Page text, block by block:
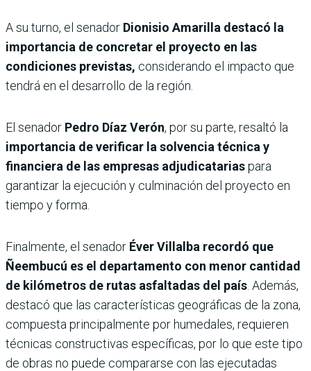
A su turno, el senador Dionisio Amarilla destacó la
importancia de concretar el proyecto en las
condiciones previstas, considerando el impacto que
tendrá en el desarrollo de la región.
El senador Pedro Díaz Verón, por su parte, resaltó la
importancia de verificar la solvencia técnica y
financiera de las empresas adjudicatariaspara
garantizar la ejecución y culminación del proyecto en
tiempo y forma.
Finalmente, el senador Éver Villalba recordó que
Ñeembucú es el departamento con menor cantidad
de kilómetros de rutas asfaltadas del país . Además,
destacó que las características geográficas de la zona,
compuesta principalmente por humedales, requieren
técnicas constructivas específicas, por lo que este tipo
de obras no puede compararse con las ejecutadas